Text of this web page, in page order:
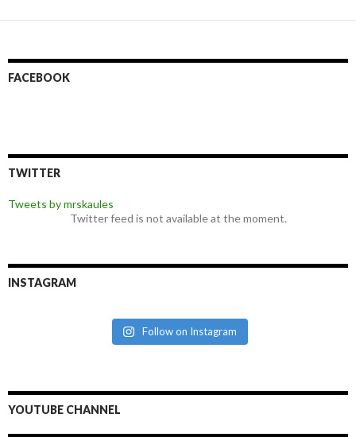
FACEBOOK
TWITTER
Tweets by mrskaules
Twitter feed is not available at the moment.
INSTAGRAM
Follow on Instagram
YOUTUBE CHANNEL